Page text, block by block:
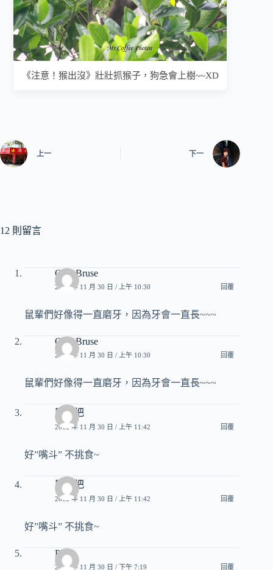
《注意！猴出沒》壯壯抓猴子，狗急會上樹~~XD
上一 下一
12 則留言
ChenBruse
2012 年 11 月 30 日 / 上午 10:30 回覆
鼠輩們好像得一直磨牙，因為牙會一直長~~~
ChenBruse
2012 年 11 月 30 日 / 上午 10:30 回覆
鼠輩們好像得一直磨牙，因為牙會一直長~~~
羅賴把
2012 年 11 月 30 日 / 上午 11:42 回覆
好”嘴斗” 不挑食~
羅賴把
2012 年 11 月 30 日 / 上午 11:42 回覆
好”嘴斗” 不挑食~
Pony
2012 年 11 月 30 日 / 下午 7:19 回覆